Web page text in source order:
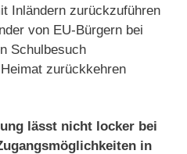
Inländern zurückzuführen
von EU-Bürgern bei
Schulbesuch
zurückkehren
lässt nicht locker bei
in